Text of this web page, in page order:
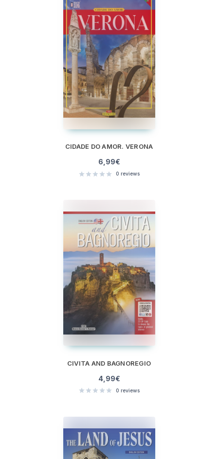
CIDADE DO AMOR. VERONA
6,99€
0 reviews
CIVITA AND BAGNOREGIO
4,99€
0 reviews